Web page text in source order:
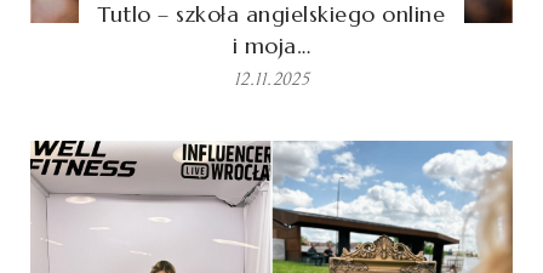
Tutlo – szkoła angielskiego online
i moja…
12.11.2025